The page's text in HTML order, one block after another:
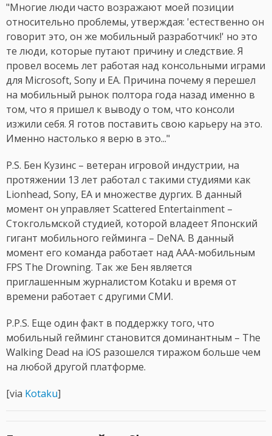
"Многие люди часто возражают моей позиции
относительно проблемы, утверждая: 'естественно он
говорит это, он же мобильный разработчик!' но это
те люди, которые путают причину и следствие. Я
провел восемь лет работая над консольными играми
для Microsoft, Sony и EA. Причина почему я перешел
на мобильный рынок полтора года назад именно в
том, что я пришел к выводу о том, что консоли
изжили себя. Я готов поставить свою карьеру на это.
Именно настолько я верю в это..."
P.S. Бен Кузинс – ветеран игровой индустрии, на
протяжении 13 лет работал с такими студиями как
Lionhead, Sony, EA и множестве дургих. В данный
момент он управляет Scattered Entertainment –
Стокгольмской студией, которой владеет Японский
гигант мобильного гейминга – DeNA. В данный
момент его команда работает над AAA-мобильным
FPS The Drowning. Так же Бен является
приглашенным журналистом Kotaku и время от
времени работает с другими СМИ.
P.P.S. Еще один факт в поддержку того, что
мобильный гейминг становится доминантным – The
Walking Dead на iOS разошелся тиражом больше чем
на любой другой платформе.
[via Kotaku]